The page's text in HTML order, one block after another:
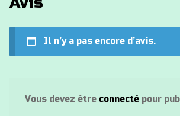
Il n’y a pas encore d’avis.
Vous devez être connectépour